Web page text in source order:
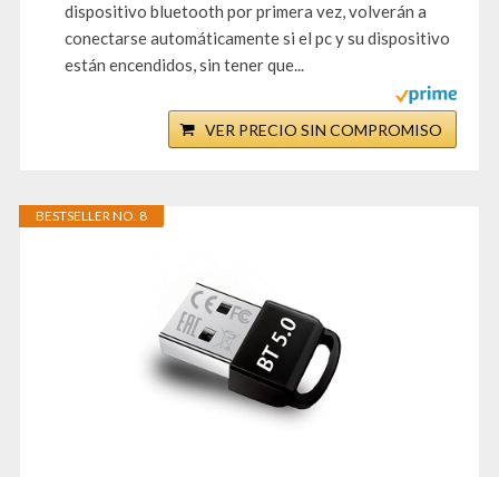
dispositivo bluetooth por primera vez, volverán a
conectarse automáticamente si el pc y su dispositivo
están encendidos, sin tener que...
VER PRECIO SIN COMPROMISO
BESTSELLER NO. 8